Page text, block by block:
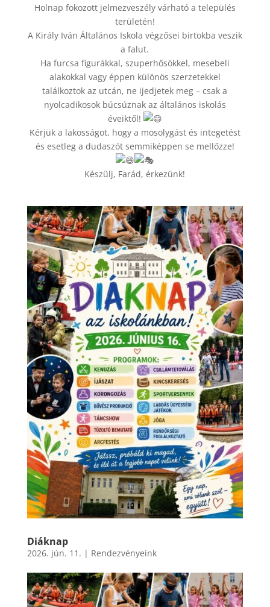
Holnap fokozott jelmezveszély várható a település
területén!
A Király Iván Általános Iskola végzősei birtokba veszik
a falut.
Ha furcsa figurákkal, szuperhősökkel, mesebeli
alakokkal vagy éppen különös szerzetekkel
találkoztok az utcán, ne ijedjetek meg – csak a
nyolcadikosok búcsúznak az általános iskolás
éveiktől!
Kérjük a lakosságot, hogy a mosolygást és integetést
és esetleg a dudaszót semmiképpen se mellőzze!
Készülj, Farád, érkezünk!
Diáknap
2026. jún. 11. | Rendezvényeink